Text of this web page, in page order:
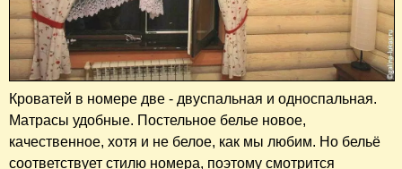
Кроватей в номере две - двуспальная и односпальная.
Матрасы удобные. Постельное белье новое,
качественное, хотя и не белое, как мы любим. Но бельё
соответствует стилю номера, поэтому смотрится